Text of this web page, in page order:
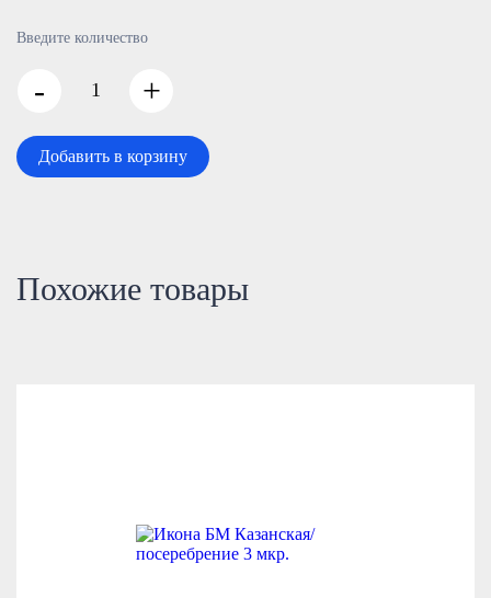
Введите количество
- +
Добавить в корзину
Похожие товары